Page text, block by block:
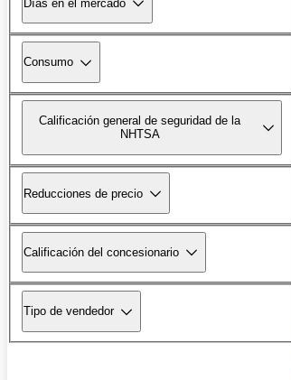
Días en el mercado
Consumo
Calificación general de seguridad de la
NHTSA
Reducciones de precio
Calificación del concesionario
Tipo de vendedor